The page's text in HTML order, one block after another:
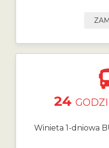
24
Winieta 1-dniowa